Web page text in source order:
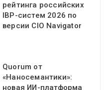
рейтинга российских
IBP-систем 2026 по
версии CIO Navigator
Quorum от
«Наносемантики»:
новая ИИ-платформа